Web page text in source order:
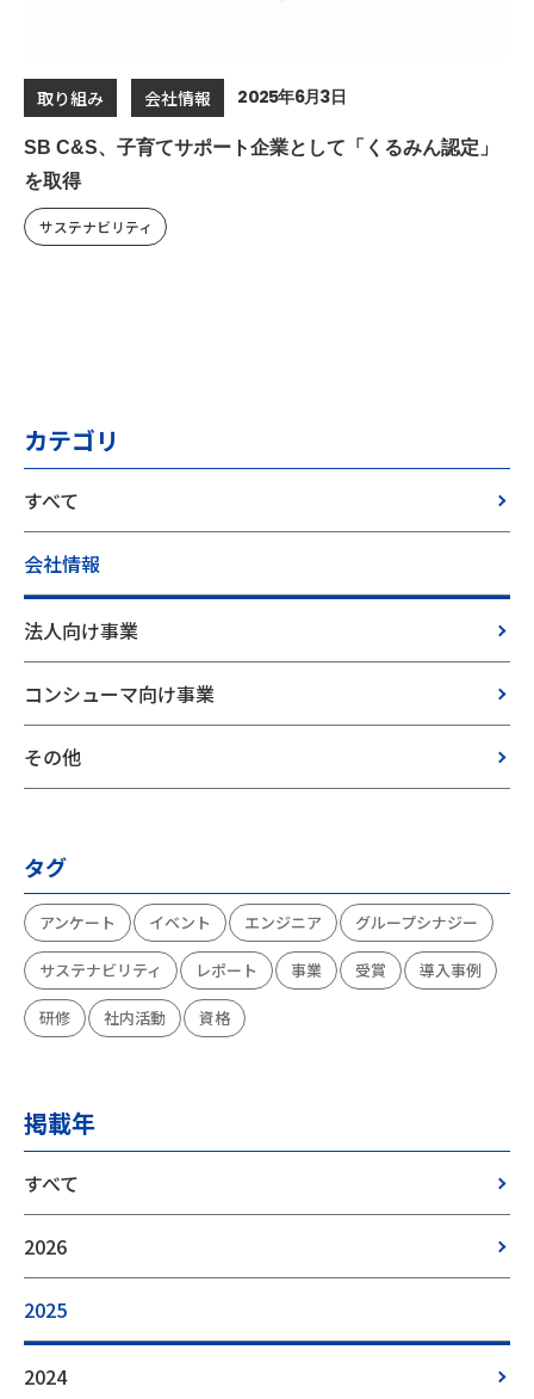
取り組み 会社情報 2025年6月3日
SB C&S、子育てサポート企業として「くるみん認定」
を取得
サステナビリティ
カテゴリ
すべて
会社情報
法人向け事業
コンシューマ向け事業
その他
タグ
アンケート イベント エンジニア グループシナジー
サステナビリティ レポート 事業 受賞 導入事例
研修 社内活動 資格
掲載年
すべて
2026
2025
2024